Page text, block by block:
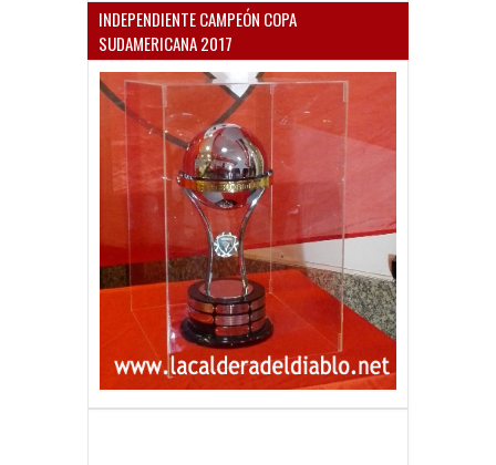
INDEPENDIENTE CAMPEÓN COPA
SUDAMERICANA 2017